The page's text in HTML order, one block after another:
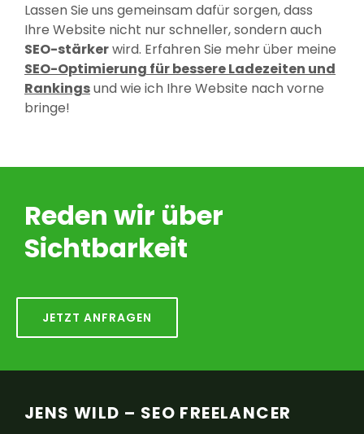
Lassen Sie uns gemeinsam dafür sorgen, dass
Ihre Website nicht nur schneller, sondern auch
SEO-stärkerwird. Erfahren Sie mehr über meine
SEO-Optimierung für bessere Ladezeiten und
Rankingsund wie ich Ihre Website nach vorne
bringe!
Reden wir über
Sichtbarkeit
JETZT ANFRAGEN
JENS WILD – SEO FREELANCER